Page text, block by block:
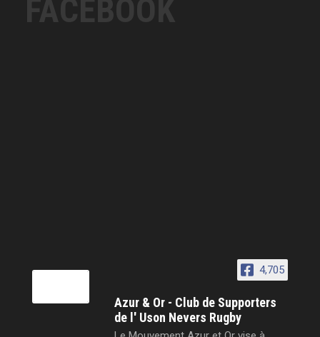
FACEBOOK
4,705
Azur & Or - Club de Supporters
de l' Uson Nevers Rugby